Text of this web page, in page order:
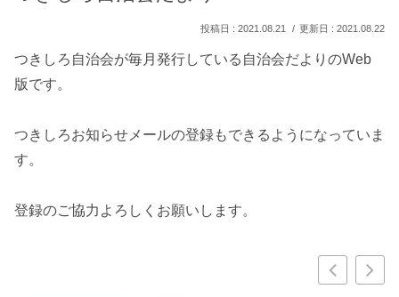
2021.08.21 2021.08.22
つきしろ自治会が毎月発行している自治会だよりのWeb
版です。
つきしろお知らせメールの登録もできるようになっていま
す。
登録のご協力よろしくお願いします。